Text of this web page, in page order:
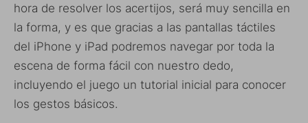
hora de resolver los acertijos, será muy sencilla en
la forma, y es que gracias a las pantallas táctiles
del iPhone y iPad podremos navegar por toda la
escena de forma fácil con nuestro dedo,
incluyendo el juego un tutorial inicial para conocer
los gestos básicos.